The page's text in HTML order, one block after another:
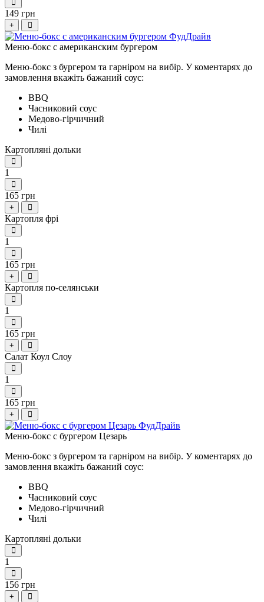
149 грн
+
Меню-бокс с американским бургером
Меню-бокс з бургером та гарніром на вибір. У коментарях до
замовлення вкажіть бажаний соус:
BBQ
Часниковий соус
Медово-гірчичний
Чилі
Картопляні дольки
1
165 грн
+
Картопля фрі
1
165 грн
+
Картопля по-селянськи
1
165 грн
+
Салат Коул Слоу
1
165 грн
+
Меню-бокс с бургером Цезарь
Меню-бокс з бургером та гарніром на вибір. У коментарях до
замовлення вкажіть бажаний соус:
BBQ
Часниковий соус
Медово-гірчичний
Чилі
Картопляні дольки
1
156 грн
+